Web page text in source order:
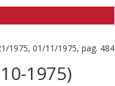
1975, 01/11/1975, pag. 484
1975)